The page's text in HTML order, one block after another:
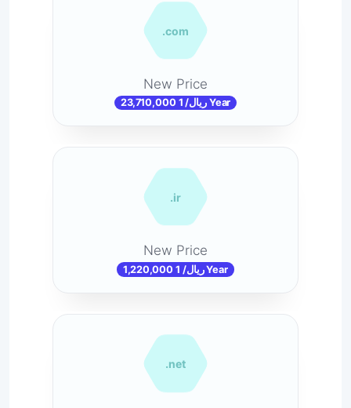
.com
New Price
23,710,000 ریال/ 1 Year
.ir
New Price
1,220,000 ریال/ 1 Year
.net